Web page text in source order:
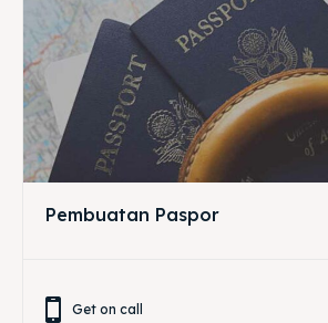
Pembuatan Paspor
Get on call